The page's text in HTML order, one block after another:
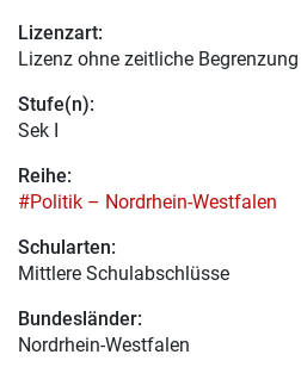
Lizenzart:
Lizenz ohne zeitliche Begrenzung
Stufe(n):
Sek I
Reihe:
#Politik – Nordrhein-Westfalen
Schularten:
Mittlere Schulabschlüsse
Bundesländer:
Nordrhein-Westfalen